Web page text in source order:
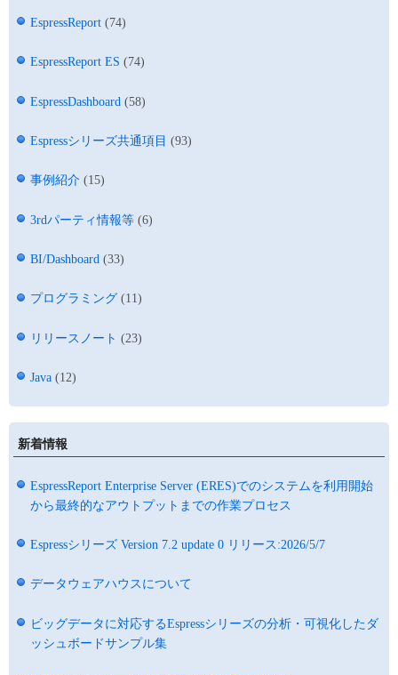
EspressReport (74)
EspressReport ES (74)
EspressDashboard (58)
Espressシリーズ共通項目 (93)
事例紹介 (15)
3rdパーティ情報等 (6)
BI/Dashboard (33)
プログラミング (11)
リリースノート (23)
Java (12)
新着情報
EspressReport Enterprise Server (ERES)でのシステムを利用開始
から最終的なアウトプットまでの作業プロセス
Espressシリーズ Version 7.2 update 0 リリース:2026/5/7
データウェアハウスについて
ビッグデータに対応するEspressシリーズの分析・可視化したダ
ッシュボードサンプル集